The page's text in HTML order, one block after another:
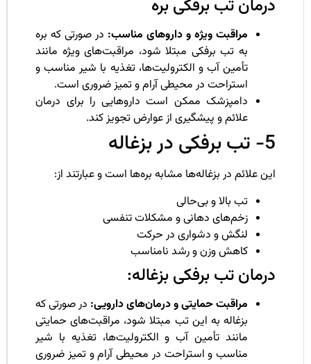
تب برفکی بره
مراقبت ویژه و داروهای مناسب:در صورتی که بره
به تب برفکی مبتلا شود، مراقبت‌های ویژه مانند
تأمین آب و الکترولیت‌ها، تغذیه با شیر مناسب و
استراحت در محیطی آرام و تمیز ضروری است.
دامپزشک ممکن است داروهایی را برای درمان
علائم و پیشگیری از عوارض تجویز کند.
علائم در بزغاله‌ها مشابه بره‌ها است و عبارتند از:
تب بالا و بی‌حالی
زخم‌های دهانی و مشکلات تنفسی
لنگش و دشواری در حرکت
کاهش وزن و رشد نامناسب
تب برفکی بزغاله:
مراقبت حمایتی و درمان‌های دارویی:در صورتی که
بزغاله به این تب مبتلا شود، مراقبت‌های حمایتی
مانند تأمین آب و الکترولیت‌ها، تغذیه با شیر
مناسب و استراحت در محیطی آرام و تمیز ضروری